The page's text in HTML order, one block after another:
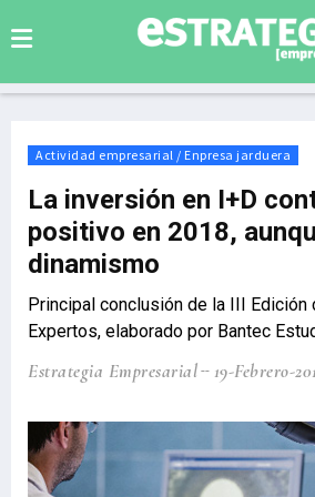
Actividad empresarial / Enpresa jarduera
La inversión en I+D
positivo en 2018,
dinamismo
Principal conclusión de la III Edición
Expertos, elaborado por Bantec
Estrategia Empresarial 19-Febrero-